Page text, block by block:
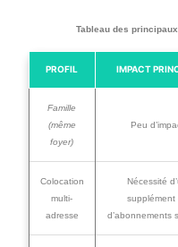
Tableau des
PROFIL IMPACT
Famille
(même
foyer)
Peu
Colocation
multi-
adresse
Nécessité
supplément
d’abonnements